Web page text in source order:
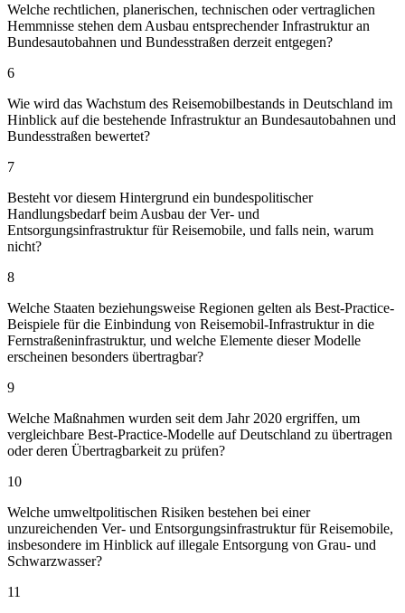
Welche rechtlichen, planerischen, technischen oder vertraglichen
Hemmnisse stehen dem Ausbau entsprechender Infrastruktur an
Bundesautobahnen und Bundesstraßen derzeit entgegen?
6
Wie wird das Wachstum des Reisemobilbestands in Deutschland im
Hinblick auf die bestehende Infrastruktur an Bundesautobahnen und
Bundesstraßen bewertet?
7
Besteht vor diesem Hintergrund ein bundespolitischer
Handlungsbedarf beim Ausbau der Ver- und
Entsorgungsinfrastruktur für Reisemobile, und falls nein, warum
nicht?
8
Welche Staaten beziehungsweise Regionen gelten als Best-Practice-
Beispiele für die Einbindung von Reisemobil-Infrastruktur in die
Fernstraßeninfrastruktur, und welche Elemente dieser Modelle
erscheinen besonders übertragbar?
9
Welche Maßnahmen wurden seit dem Jahr 2020 ergriffen, um
vergleichbare Best-Practice-Modelle auf Deutschland zu übertragen
oder deren Übertragbarkeit zu prüfen?
10
Welche umweltpolitischen Risiken bestehen bei einer
unzureichenden Ver- und Entsorgungsinfrastruktur für Reisemobile,
insbesondere im Hinblick auf illegale Entsorgung von Grau- und
Schwarzwasser?
11